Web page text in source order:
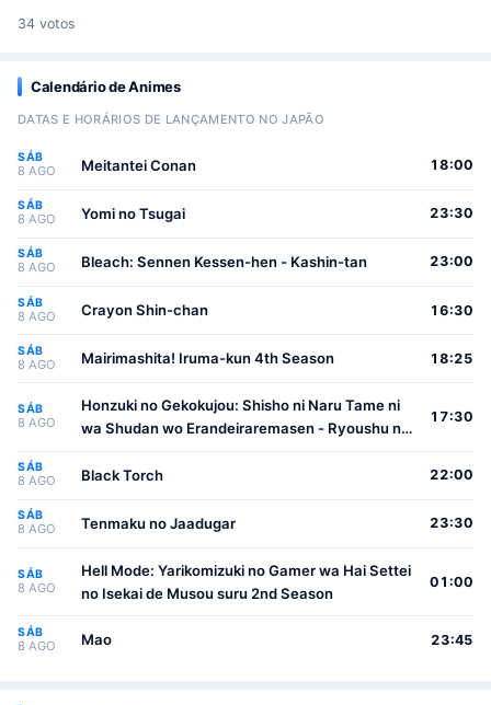
34 votos
Calendário de Animes
DATAS E HORÁRIOS DE LANÇAMENTO NO JAPÃO
SÁB
8 AGO Meitantei Conan 18:00
SÁB
8 AGO Yomi no Tsugai 23:30
SÁB
8 AGO Bleach: Sennen Kessen-hen - Kashin-tan 23:00
SÁB
8 AGO Crayon Shin-chan 16:30
SÁB
8 AGO Mairimashita! Iruma-kun 4th Season 18:25
SÁB
8 AGO
Honzuki no Gekokujou: Shisho ni Naru Tame ni
wa Shudan wo Erandeiraremasen - Ryoushu no
17:30
SÁB
8 AGO Black Torch 22:00
SÁB
8 AGO Tenmaku no Jaadugar 23:30
SÁB
8 AGO
Hell Mode: Yarikomizuki no Gamer wa Hai Settei
no Isekai de Musou suru 2nd Season
01:00
SÁB
8 AGO Mao 23:45